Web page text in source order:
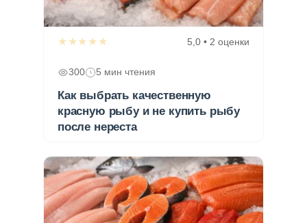
★★★★★ 5,0 • 2 оценки
300 5 мин чтения
Как выбрать качественную
красную рыбу и не купить рыбу
после нереста